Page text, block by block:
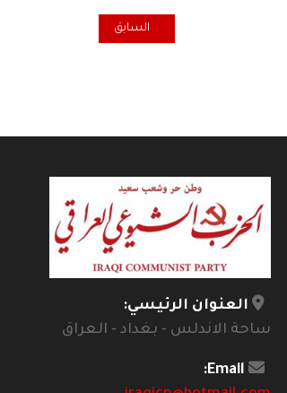
المقال السابق: طفلُ النّار...؟
السابق
العنوان الرئيسي:
ساحة الاندلس - بغداد - العراق
Email: